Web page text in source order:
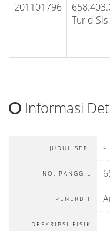
201101796
Tur d Sis
Informasi
JUDUL SERI -
NO. PANGGIL
PENERBIT
DESKRIPSI FISIK -